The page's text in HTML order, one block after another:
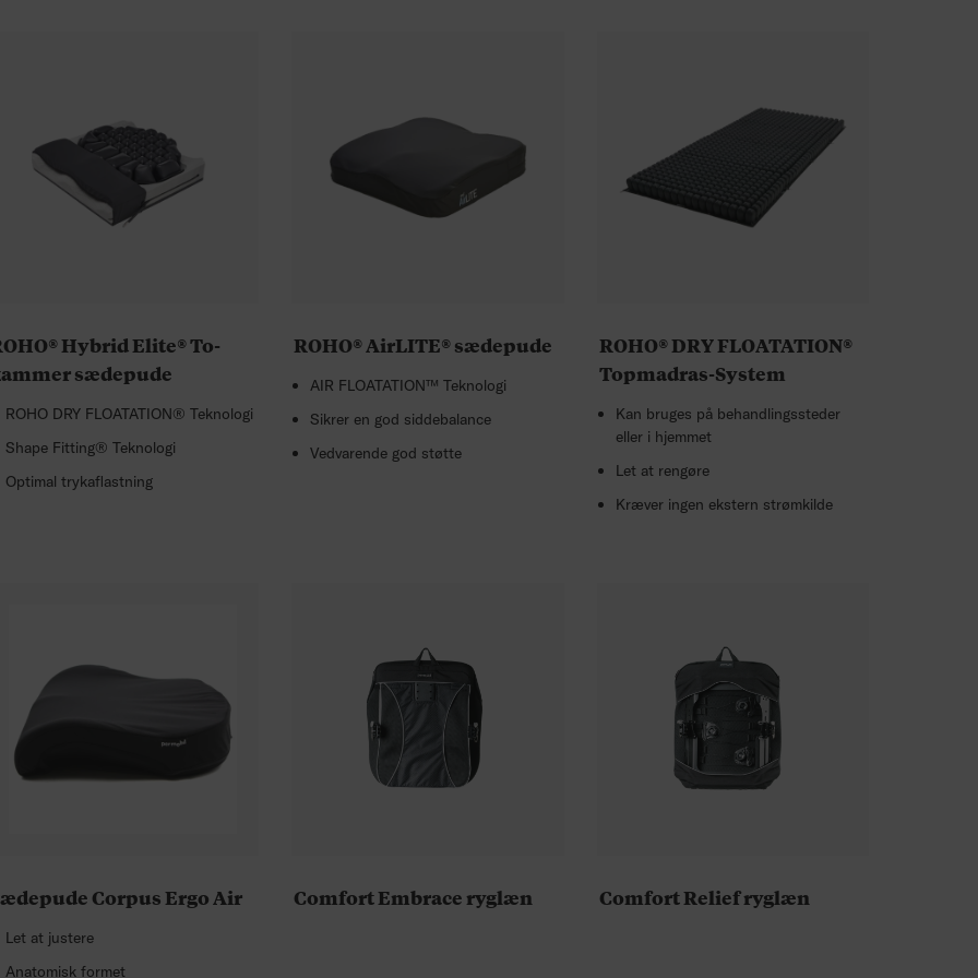
Hybrid Elite® To-
sædepude
ROHO DRY FLOATATION® Teknologi
Shape Fitting® Teknologi
Optimal trykaflastning
ROHO® AirLITE® sædepude
AIR FLOATATION™ Teknologi
Sikrer en god siddebalance
Vedvarende god støtte
ROHO® DRY FLOATATION®
Topmadras-System
Kan bruges på behandlingssteder
eller i hjemmet
Let at rengøre
Kræver ingen ekstern strømkilde
Corpus Ergo Air
Let at justere
Anatomisk formet
Comfort Embrace ryglæn Comfort Relief ryglæn